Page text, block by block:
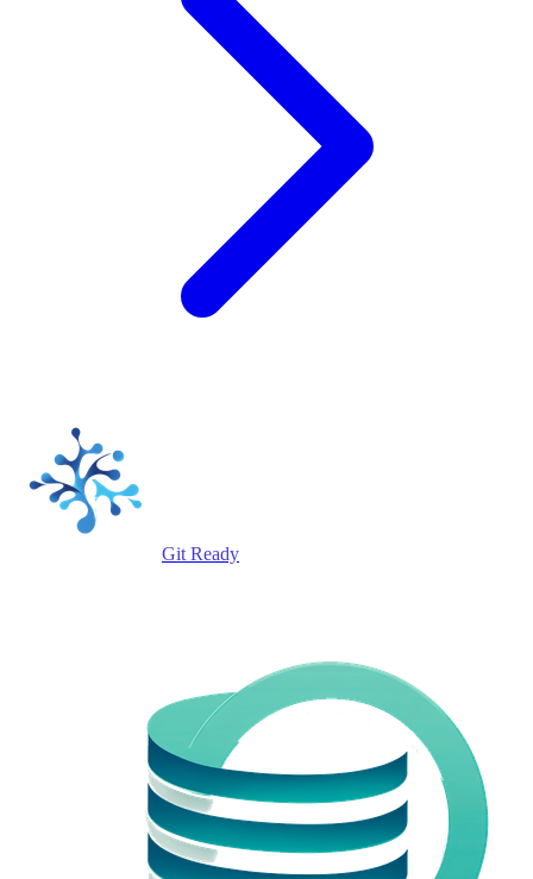
Git Ready